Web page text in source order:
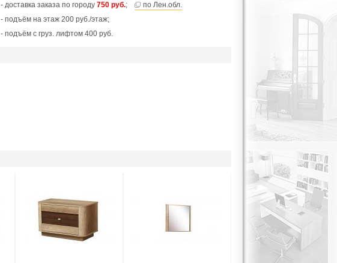
- доставка заказа по городу 750 руб.;
по Лен.обл.
- подъём на этаж 200 руб./этаж;
- подъём с груз. лифтом 400 руб.